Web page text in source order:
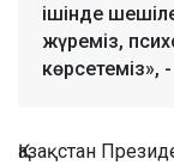
ішінде
жүреміз,
көрсетеміз»,
Қазақстан